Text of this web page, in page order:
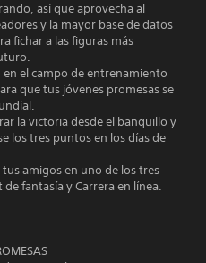
así que aprovecha al
y la mayor base de datos
fichar a las figuras más
el campo de entrenamiento
que tus jóvenes promesas se
la victoria desde el banquillo y
los tres puntos en los días de
amigos en uno de los tres
fantasía y Carrera en línea.